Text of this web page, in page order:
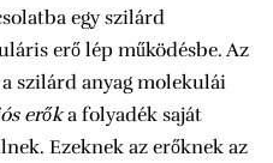
egy szilárd
erő lép működésbe. Az
szilárd anyag molekulái
erőka folyadék saját
Ezeknek az erőknek az